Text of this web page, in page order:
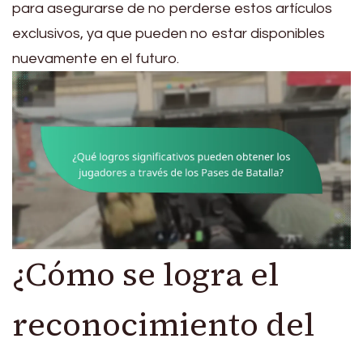
para asegurarse de no perderse estos artículos
exclusivos, ya que pueden no estar disponibles
nuevamente en el futuro.
¿Cómo se logra el
reconocimiento del